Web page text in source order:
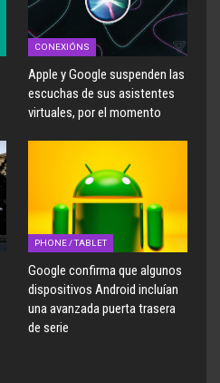
CONEXIÓNS
Apple y Google suspenden las
escuchas de sus asistentes
virtuales, por el momento
PHONE / TABLET
Google confirma que algunos
dispositivos Android incluían
una avanzada puerta trasera
de serie